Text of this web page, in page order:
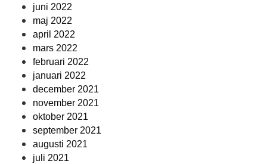
juni 2022
maj 2022
april 2022
mars 2022
februari 2022
januari 2022
december 2021
november 2021
oktober 2021
september 2021
augusti 2021
juli 2021